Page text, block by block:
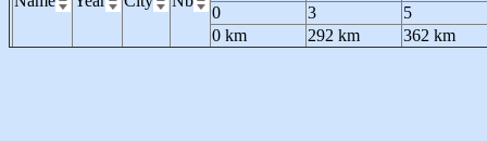
0
3
5
0 km
292 km 362 km